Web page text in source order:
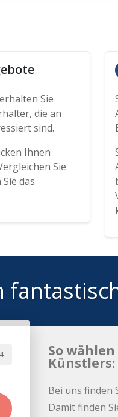
Sie
die an
sind.
Ihnen
Sie
das
So
Künstlers:
Bei uns finden
Damit finden